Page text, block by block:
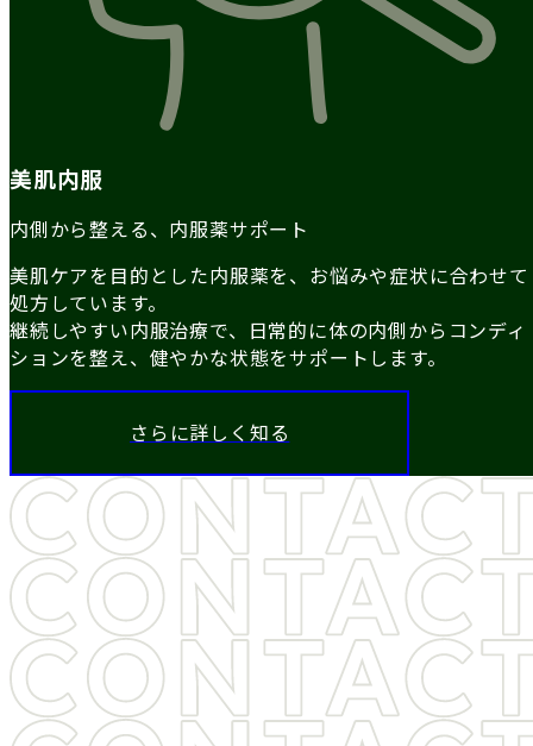
美肌内服
内側から整える、内服薬サポート
美肌ケアを目的とした内服薬を、お悩みや症状に合わせて
処方しています。
継続しやすい内服治療で、日常的に体の内側からコンディ
ションを整え、健やかな状態をサポートします。
さらに詳しく知る